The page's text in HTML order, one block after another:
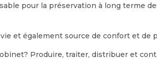
pour la préservation à long terme
et également source de confort et de
Produire, traiter, distribuer et